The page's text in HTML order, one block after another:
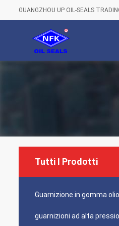
GUANGZHOU UP OIL-SEALS
Tutti I Prodotti
Guarnizione in gomma olio
guarnizioni ad alta